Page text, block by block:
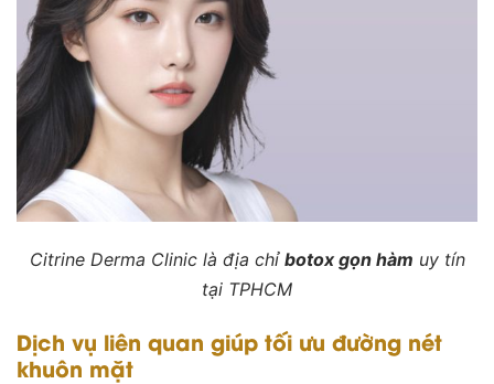
Citrine Derma Clinic là địa chỉ botox gọn hàm uy tín
tại TPHCM
Dịch vụ liên quan giúp tối ưu đường nét
khuôn mặt